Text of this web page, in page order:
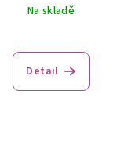
Na skladě
Detail